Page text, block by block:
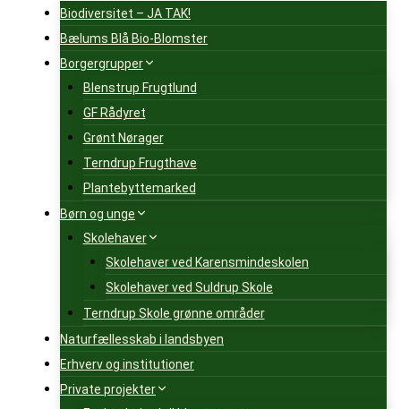
Biodiversitet – JA TAK!
Bælums Blå Bio-Blomster
Borgergrupper
Blenstrup Frugtlund
GF Rådyret
Grønt Nørager
Terndrup Frugthave
Plantebyttemarked
Børn og unge
Skolehaver
Skolehaver ved Karensmindeskolen
Skolehaver ved Suldrup Skole
Terndrup Skole grønne områder
Naturfællesskab i landsbyen
Erhverv og institutioner
Private projekter